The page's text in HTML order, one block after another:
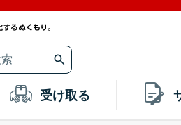
受け取る